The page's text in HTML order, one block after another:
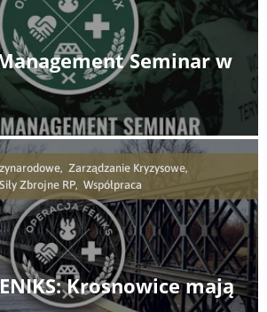
Seminar w
Zarządzanie Kryzysowe,
Zbrojne RP, Współpraca
Krosnowice mają